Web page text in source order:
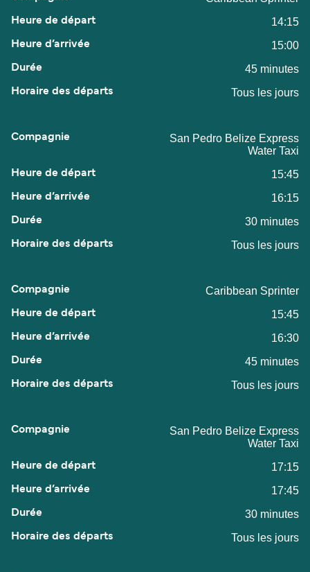
14:15
15:00
45 minutes
Tous les jours
San Pedro Belize Express
Water Taxi
15:45
16:15
30 minutes
Tous les jours
Caribbean Sprinter
15:45
16:30
45 minutes
Tous les jours
San Pedro Belize Express
Water Taxi
17:15
17:45
30 minutes
Tous les jours